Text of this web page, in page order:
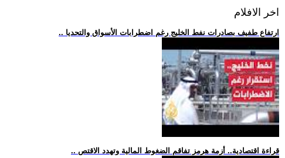
اخر الافلام
.. ارتفاع طفيف بصادرات نفط الخليج رغم اضطرابات الأسواق والتحديا
.. قراءة اقتصادية.. أزمة هرمز تفاقم الضغوط المالية وتهدد الاقتص